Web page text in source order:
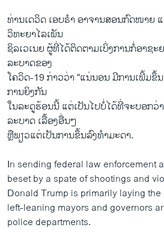
ທ່ານເດວິດ ເອບຣໍາ ອາຈານສອນກົດໜາຍ
ວິທະຍາໄລເພັນ
ຊິລເວເນຍ ຜູ້ທີ່ໄດ້ຕິດຕາມເບິ່ງການກໍ່ອາຊ
ລະບາດຂອງ
ໂຄວິດ-19 ກ່າວວ່າ “ແນ່ນອນ ມີການເພີ້ມຂຶ້
ການຍິງກັນ
ໃນລະດູຮ້ອນນີ້ ແຕ່ເປັນໄປບໍ່ໄດ້ທີ່ຈະບອກວ່
ລະບາດ ເລື້ອງອື່ນໆ
ຫຼືພຽວແຕ່ເປັນການຂຶ້ນລົງທຳມະດາ.
In sending federal law enforcement
beset by a spate of shootings and
Donald Trump is primarily laying
left-leaning mayors and governors
police departments.